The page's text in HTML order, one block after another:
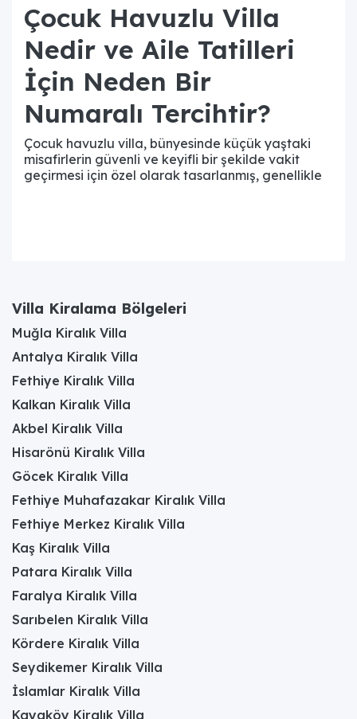
Çocuk Havuzlu Villa
Nedir ve Aile Tatilleri
İçin Neden Bir
Numaralı Tercihtir?
Çocuk havuzlu villa, bünyesinde küçük yaştaki
misafirlerin güvenli ve keyifli bir şekilde vakit
geçirmesi için özel olarak tasarlanmış, genellikle
cm arasında değişir, bu da bebekler ve küçük
çocuklar için ideal ve güvenli bir oyun alanı sunar.
Aile tatilleri için bir numaralı tercih olmalarının
temel nedeni, ebeveynlere sunduğu eşsiz huzur ve
çocuklara sağladığı sınırsız eğlence imkanıdır.
Birçok araştırma, ailelerin %75'inden fazlasının
tatil yeri seçiminde çocuk dostu özelliklere öncelik
verdiğini göstermektedir. Bu tür villalar, çocukların
gözetim altında olsalar dahi bağımsızca suyun
tadını çıkarabilmelerine olanak tanırken,
ebeveynlerin de rahatlayarak kendi tatillerinin
keyfini çıkarmalarını sağlar. Halk plajlarındaki
veya otel havuzlarındaki kalabalık, hijyen
endişeleri ve güvenlik risklerinden uzak, kişisel ve
kontrol edilebilir bir ortam sunması, çocuklu aileler
için vazgeçilmez bir ayrıcalık haline gelmiştir. Bu
durum, ebeveynlerin tatil boyunca yaşadığı stresi
%40'a kadar azaltabilir ve tüm ailenin daha
kaliteli vakit geçirmesine olanak tanır.
Sığ Derinlikten Su
Kaydıraklarına: Çocuk
Havuzlu Villaların
Villa Kiralama Bölgeleri
Muğla Kiralık Villa
Antalya Kiralık Villa
Fethiye Kiralık Villa
Kalkan Kiralık Villa
Akbel Kiralık Villa
Hisarönü Kiralık Villa
Göcek Kiralık Villa
Fethiye Muhafazakar Kiralık Villa
Fethiye Merkez Kiralık Villa
Kaş Kiralık Villa
Patara Kiralık Villa
Faralya Kiralık Villa
Sarıbelen Kiralık Villa
Kördere Kiralık Villa
Seydikemer Kiralık Villa
İslamlar Kiralık Villa
Kayaköy Kiralık Villa